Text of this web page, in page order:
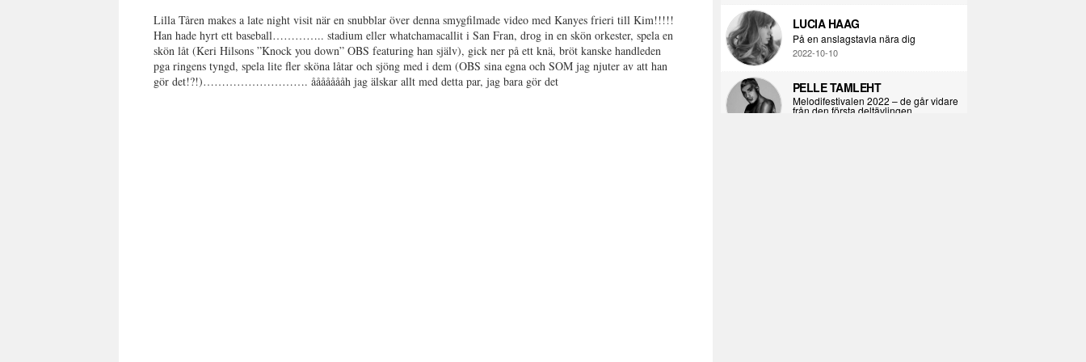
Lilla Tåren makes a late night visit när en snubblar över denna smygfilmade video med Kanyes frieri till Kim!!!!!
Han hade hyrt ett baseball………….. stadium eller whatchamacallit i San Fran, drog in en skön orkester, spela en
skön låt (Keri Hilsons ”Knock you down” OBS featuring han själv), gick ner på ett knä, bröt kanske handleden
pga ringens tyngd, spela lite fler sköna låtar och sjöng med i dem (OBS sina egna och SOM jag njuter av att han
gör det!?!)………………………. åååååååh jag älskar allt med detta par, jag bara gör det
LUCIA HAAG
På en anslagstavla nära dig
2022-10-10
PELLE TAMLEHT
Melodifestivalen 2022 – de går vidare
från den första deltävlingen